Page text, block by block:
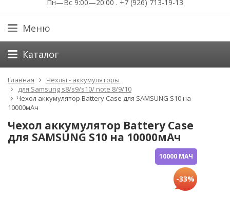
Пн—Вс 9:00—20:00 . +7 (926) 713-19-13
Меню
Каталог
Главная
Чехлы - аккумуляторы
для Samsung s8/s9/s10/ note 8/9/10
Чехол аккумулятор Battery Case для SAMSUNG S10 на
10000мАч
Чехол аккумулятор Battery Case
для SAMSUNG S10 на 10000мАч
10000 МАЧ
-33%